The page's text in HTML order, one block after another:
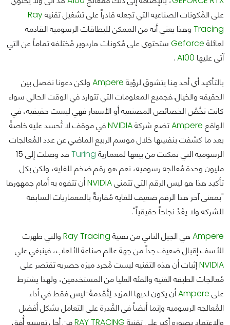
على المُكونات الصناعيه التي تجعله قادراً على تشغيل تقنيةRay
Tracing وهذا يعني أنه من الممكن للبطاقات الرسوميه القادمه
لعائلة Geforce ستحتوي على مُكونات هاردوير مُختلفه تماماً عن التي
آتى عليها A100
.
بالتأكيد أي أحد مِنا يتشوق لرؤية Ampere ولكن دعونا نفصل بين
الحقيقه والخيال..فجميع المعلومات التي تتوارد في الوقت الحالي سواء
كانت تخُصُ الخصائص المصنعيه أو الأسعار فهي ليست حقيقيه، في
الواقع Ampereتضع شركةNVIDIAفي موقف لا تُحسد عليه خاصةً
بعد ما كشفت بنفسِها خلال موسم الربيع الماضي عن عدد المُعالجات
الرسوميه التي تمكنت من بيعها لمعمارية Turing
قد وصلت إلى 15
مليون وحدة مُعالجه رسوميه، نعم هو رقم ضخم للغايه، ولكن بكل
تأكيد هذا هو ليس الرقم التي تتمنىNVIDIAأن تتفوه به أمام جمهورها
"بمعنى آخر هذا الرقم ضعيف للغايه مُقارنةً بالمعماريات السابقه
للشركه ولا يعُدُ نجاحاً حقيقياً".
Ampereهي الجيل الثاني من تقنية Ray Tracing والتي ظهرت
للأسف إقبال ضعيف جداً من جهة عالم صناعة الألعاب، فينبغي علي
NVIDIAإثبات أن هذه التقنيه ليست مُجرد ميزه حصريه تقتصر على
مُعالجات الطبقه الغنيه والفئه العليا من المستخدمين، ولهذا يشترط
على Ampereأن يكون لديها المزيد لِتُقَدمهُ-ليس فقط في أداء
المُعالجه الرسوميه وإنما أيضاً في القُدرة على التعامل بشكل أفضل
والإعتماد بصوره أكبر على تقنية RAY TRACINGمن أجل توسيع أُفق